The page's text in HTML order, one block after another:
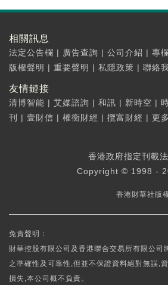
相關訊息
法定公告欄 | 廣告查詢 | 公司介紹 | 專
版權聲明 | 重要聲明 | 私隱政策 | 聯絡
友情鏈接
清博智能 | 艾媒諮詢 | 和訊 | 新時空 |
刊
| 壹財信 | 權衡財經 | 攬富財經 | 更
香港政府指定刊載
Copyright © 1998 -
香港財華社版
免責聲明：
財華控股有限公司及香港聯合交易所有限公司
之準確性及可靠性,但並不保證資料絕對無誤,
損失,本公司概不負責。